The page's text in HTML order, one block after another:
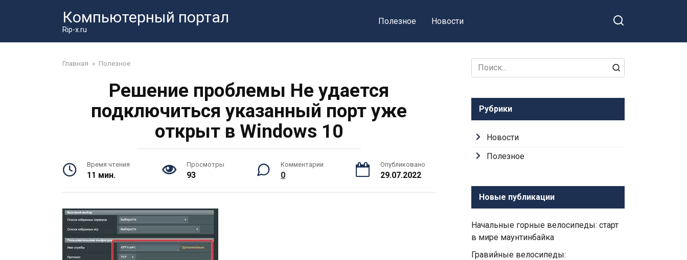
Компьютерный портал
Rip-x.ru
Полезное Новости
Главная » Полезное
Решение проблемы Не удается
подключиться указанный порт уже
открыт в Windows 10
Время чтения
11 мин.
Просмотры
93
Комментарии
0
Опубликовано
29.07.2022
Search
for:
Рубрики
Новости
Полезное
Новые публикации
Начальные горные велосипеды: старт
в мире маунтинбайка
Гравийные велосипеды: